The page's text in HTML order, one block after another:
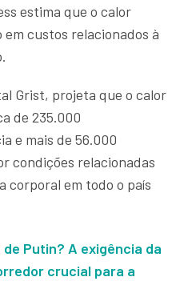
estima que o calor
custos relacionados à
Grist, projeta que o calor
de 235.000
e mais de 56.000
condições relacionadas
corporal em todo o país
Putin? A exigência da
crucial para a